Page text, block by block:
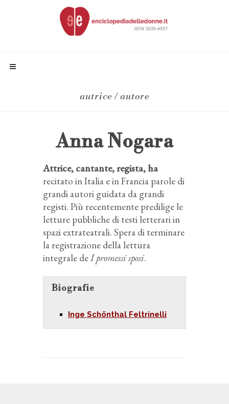
autrice / autore
Anna Nogara
Attrice, cantante, regista, ha
recitato in Italia e in Francia parole di
grandi autori guidata da grandi
registi. Più recentemente predilige le
letture pubbliche di testi letterari in
spazi extrateatrali. Spera di terminare
la registrazione della lettura
integrale deI promessi sposi.
Biografie
Inge Schönthal Feltrinelli